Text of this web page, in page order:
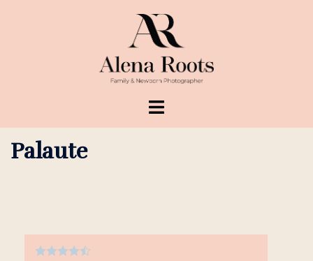
Переключатель
Palaute